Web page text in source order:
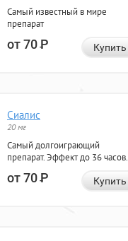
Самый известный в мире
препарат
от 70Р Купить
Сиалис
20 мг
Самый долгоиграющий
препарат. Эффект до 36 часов.
от 70Р Купить